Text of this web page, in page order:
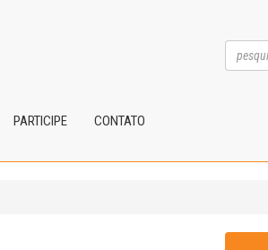
PARTICIPE CONTATO